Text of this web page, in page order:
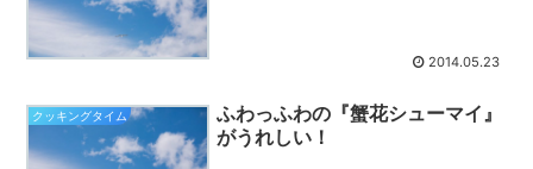
2014.05.23
クッキングタイム
ふわっふわの『蟹花シューマイ』
がうれしい！